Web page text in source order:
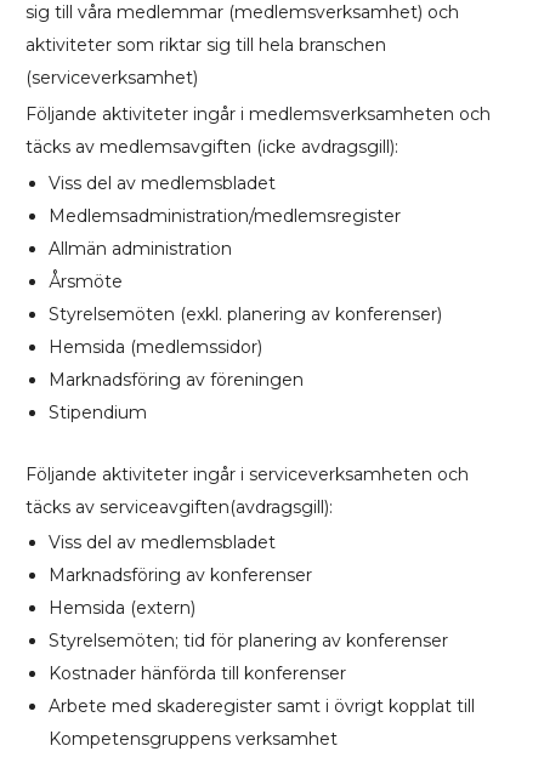
sig till våra medlemmar (medlemsverksamhet) och
aktiviteter som riktar sig till hela branschen
(serviceverksamhet)
Följande aktiviteter ingår i medlemsverksamheten och
täcks av medlemsavgiften (icke avdragsgill):
Viss del av medlemsbladet
Medlemsadministration/medlemsregister
Allmän administration
Årsmöte
Styrelsemöten (exkl. planering av konferenser)
Hemsida (medlemssidor)
Marknadsföring av föreningen
Stipendium
Följande aktiviteter ingår i serviceverksamheten och
täcks av serviceavgiften(avdragsgill):
Viss del av medlemsbladet
Marknadsföring av konferenser
Hemsida (extern)
Styrelsemöten; tid för planering av konferenser
Kostnader hänförda till konferenser
Arbete med skaderegister samt i övrigt kopplat till
Kompetensgruppens verksamhet